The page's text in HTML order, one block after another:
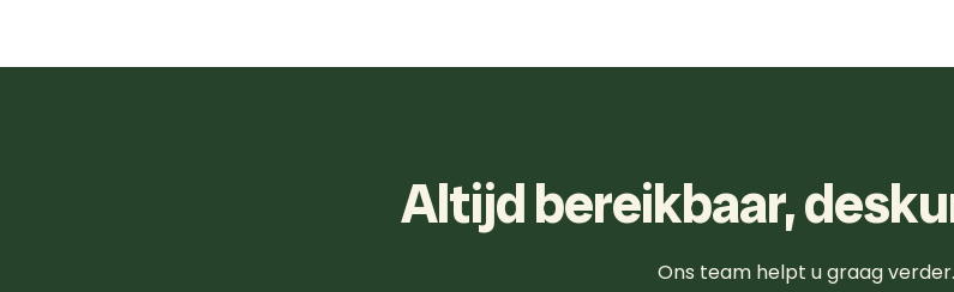
Altijd bereikbaar,
Ons team helpt u graag verder.